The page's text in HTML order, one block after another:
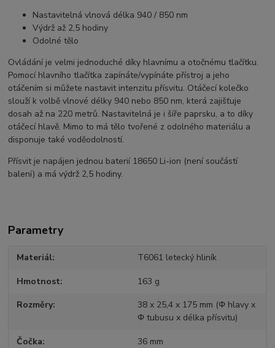
Nastavitelná vlnová délka 940 / 850 nm
Výdrž až 2,5 hodiny
Odolné tělo
Ovládání je velmi jednoduché díky hlavnímu a otočnému tlačítku.
Pomocí hlavního tlačítka zapínáte/vypínáte přístroj a jeho
otáčením si můžete nastavit intenzitu přísvitu. Otáčecí kolečko
slouží k volbě vlnové délky 940 nebo 850 nm, která zajišťuje
dosah až na 220 metrů. Nastavitelná je i šíře paprsku, a to díky
otáčecí hlavě. Mimo to má tělo tvořené z odolného materiálu a
disponuje také voděodolností.
Přísvit je napájen jednou baterií 18650 Li-ion (není součástí
balení) a má výdrž 2,5 hodiny.
Parametry
Materiál T6061 letecký hliník
Hmotnost 163 g
Rozměry
38 x 25,4 x 175 mm (Φ hlavy x
Φ tubusu x délka přísvitu)
Čočka 36 mm